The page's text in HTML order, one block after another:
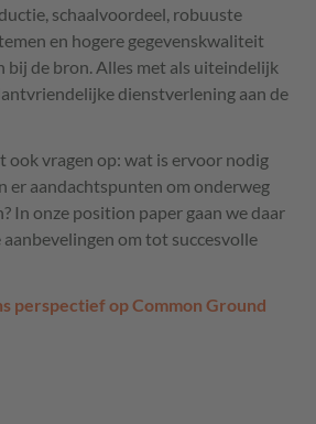
schaalvoordeel, robuuste
en hogere gegevenskwaliteit
bij de bron. Alles met als uiteindelijk
dienstverlening aan de
ook vragen op: wat is ervoor nodig
er aandachtspunten om onderweg
In onze position paper gaan we daar
om tot succesvolle
perspectief op Common Ground